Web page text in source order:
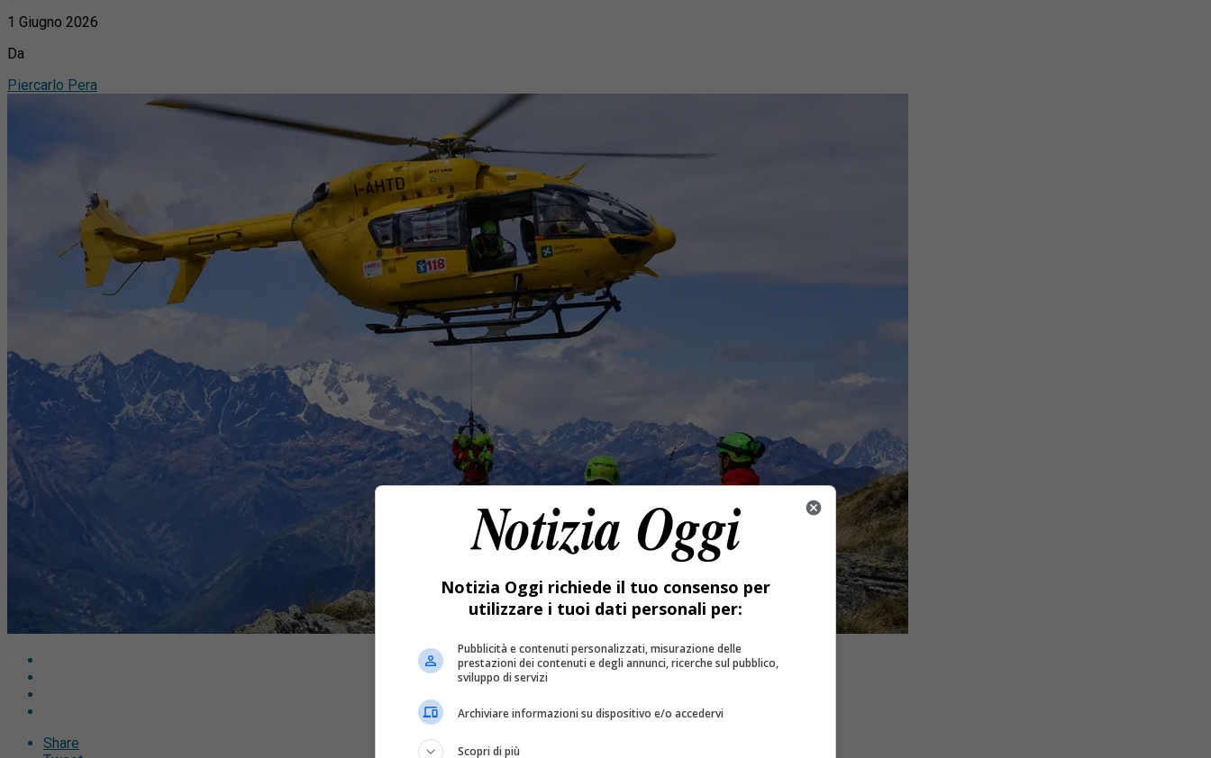
1 Giugno 2026
Da
Piercarlo Pera
Share
Notizia Oggi richiede il tuo consenso per
utilizzare i tuoi dati personali per:
Pubblicità e contenuti personalizzati, misurazione delle
prestazioni dei contenuti e degli annunci, ricerche sul pubblico,
sviluppo di servizi
Archiviare informazioni su dispositivo e/o accedervi
Scopri di più